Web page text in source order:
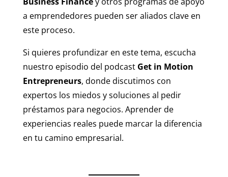
a emprendedores pueden ser aliados clave en
este proceso.
Si quieres profundizar en este tema, escucha
nuestro episodio del podcast Get in Motion
Entrepreneurs, donde discutimos con
expertos los miedos y soluciones al pedir
préstamos para negocios. Aprender de
experiencias reales puede marcar la diferencia
en tu camino empresarial.